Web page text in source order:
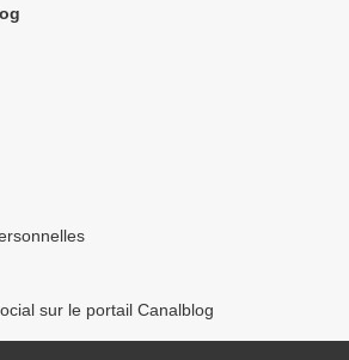
sur le portail Canalblog